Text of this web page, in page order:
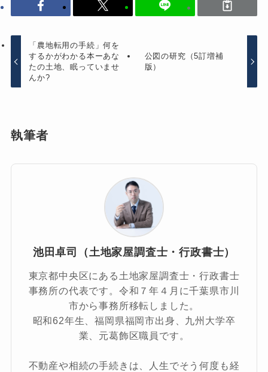
「農地転用の手続」何を
するかがわかる本ーあな
たの土地、眠っていませ
んか?
公図の研究（5訂増補
版）
執筆者
池田卓司（土地家屋調査士・行政書士）
東京都中央区にある土地家屋調査士・行政書士
事務所の代表です。令和７年４月に千葉県市川
市から事務所移転しました。
昭和62年生、福岡県福岡市出身、九州大学卒
業、元葛飾区職員です。
不動産や相続の手続きは、人生でそう何度も経